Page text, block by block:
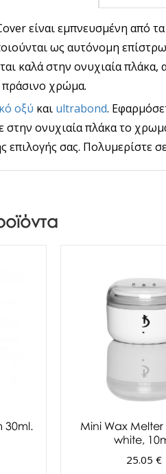
είναι εμπνευσμένη από
ως αυτόνομη
καλά στην ονυχιαία πλάκα,
πράσινο χρώμα.
οξύ και ultrabond.
στην ονυχιαία πλάκα το
επιλογής σας. Πολυμερίστε
30ml.
Mini Wax Melter
white,
25.05 €